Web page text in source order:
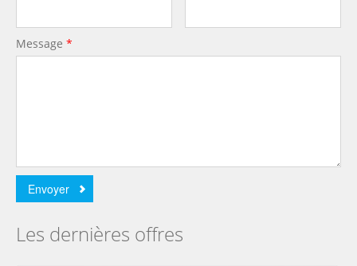
Message *
Les dernières offres